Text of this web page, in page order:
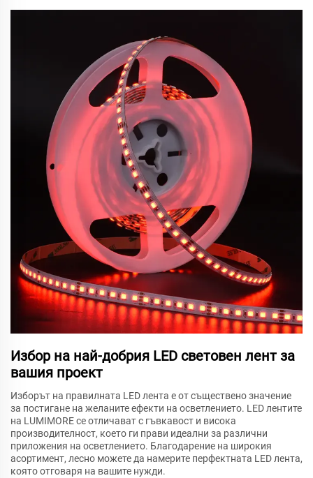
Избор на най-добрия LED световен лент за
вашия проект
Изборът на правилната LED лента е от съществено значение
за постигане на желаните ефекти на осветлението. LED лентите
на LUMIMORE се отличават с гъвкавост и висока
производителност, което ги прави идеални за различни
приложения на осветлението. Благодарение на широкия
асортимент, лесно можете да намерите перфектната LED лента,
която отговаря на вашите нужди.